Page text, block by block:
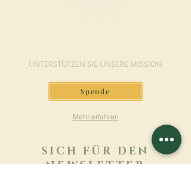
UNTERSTÜTZEN SIE UNSERE MISSION
Spende
Mehr erfahren
SICH FÜR DEN
NEWSLETTER